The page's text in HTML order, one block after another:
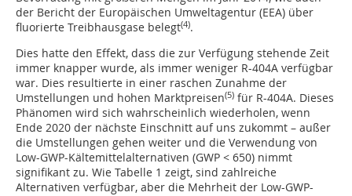
der Bericht der Europäischen Umweltagentur (EEA) über
fluorierte Treibhausgase belegt(4).
Dies hatte den Effekt, dass die zur Verfügung stehende Zeit
immer knapper wurde, als immer weniger R-404A verfügbar
war. Dies resultierte in einer raschen Zunahme der
Umstellungen und hohen Marktpreisen(5) für R-404A. Dieses
Phänomen wird sich wahrscheinlich wiederholen, wenn
Ende 2020 der nächste Einschnitt auf uns zukommt – außer
die Umstellungen gehen weiter und die Verwendung von
Low-GWP-Kältemittelalternativen (GWP < 650) nimmt
signifikant zu. Wie Tabelle 1 zeigt, sind zahlreiche
Alternativen verfügbar, aber die Mehrheit der Low-GWP-